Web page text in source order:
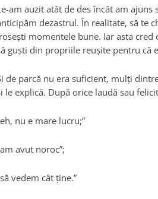
am auzit atât de des încât am
dezastrul. În realitate, să te
momentele bune. Iar asta
guşti din propriile reuşite pentru că
de parcă nu era suficient, mulţi
le explică. După orice laudă sau
nu e mare lucru;”
avut noroc”;
vedem cât ţine.”